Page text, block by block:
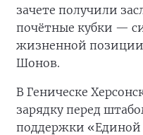
зачете получили
почётные кубки —
жизненной
Шонов.
В Геническе
зарядку перед
поддержки